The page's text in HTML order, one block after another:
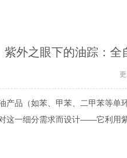
紫外之眼下的油踪：全
产品（如苯、甲苯、二甲苯等
这一细分需求而设计——它利用